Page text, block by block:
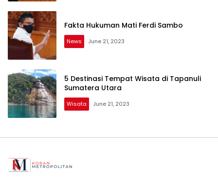
Fakta Hukuman Mati Ferdi Sambo
News June 21, 2023
5 Destinasi Tempat Wisata di Tapanuli
Sumatera Utara
Wisata June 21, 2023